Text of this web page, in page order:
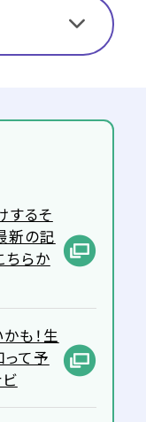
するそ
新の記
ちらか
も！生
て予